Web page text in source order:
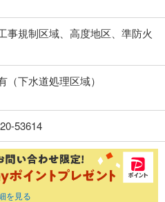
事規制区域、高度地区、準防火
（下水道処理区域）
53614
を見る